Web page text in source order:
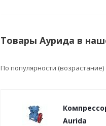
Товары Аурида в
По популярности (возрастание)
Aurida